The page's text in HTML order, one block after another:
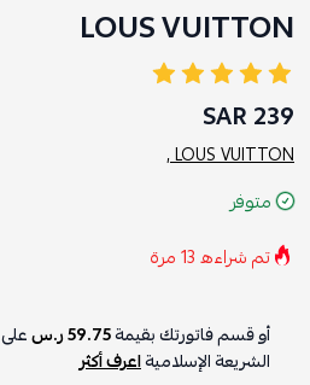
LOUS VUITTON
239 SAR
LOUS VUITTON ,
متوفر
تم شراءه13مرة
أو قسم فاتورتك بقيمة59.75 ر.س على
الشريعة الإسلاميةاعرف أكثر